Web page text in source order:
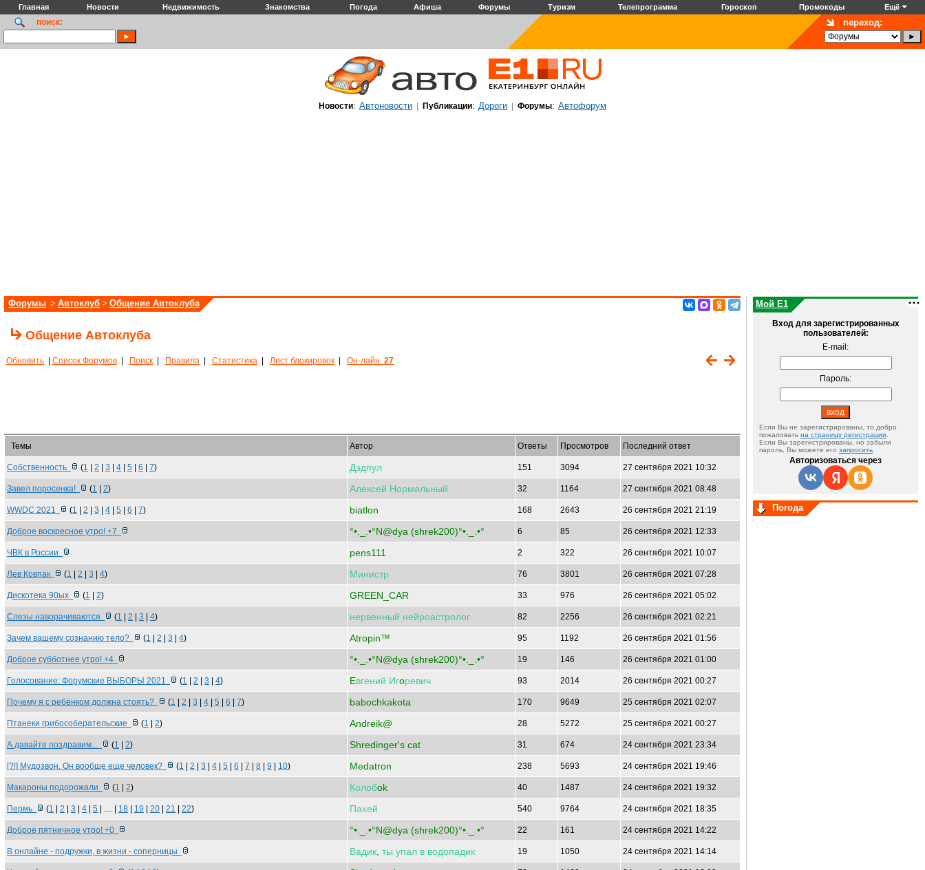
Главная Новости Недвижимость Знакомства Погода Афиша Форумы Туризм Телепрограмма Гороскоп Промокоды Ещё
поиск: переход:
Новости: Автоновости Публикации: Дороги Форумы: Автофорум
Форумы > Автоклуб > Общение Автоклуба
Общение Автоклуба
Обновить Список Форумов Поиск Правила Статистика Лист блокировок Он-лайн: 27
Темы Автор Ответы Просмотров Последний ответ
Собственность (1 2 3 4 5 6 7) Дэдпул 151 3094 27 сентября 2021 10:32
Завел поросенка! (1 2) Алексей Нормальный 32 1164 27 сентября 2021 08:48
WWDC 2021 (1 2 3 4 5 6 7) biatlon 168 2643 26 сентября 2021 21:19
Доброе воскресное утро! +7 °•._.•°N@dya (shrek200)°•._.•° 6 85 26 сентября 2021 12:33
ЧВК в России pens111 2 322 26 сентября 2021 10:07
Лев Ковпак (1 2 3 4) Министр 76 3801 26 сентября 2021 07:28
Дискотека 90ых (1 2) GREEN_CAR 33 976 26 сентября 2021 05:02
Слезы наворачиваются (1 2 3 4) нервенный нейроастролог 82 2256 26 сентября 2021 02:21
Зачем вашему сознанию тело? (1 2 3 4) Atropin™ 95 1192 26 сентября 2021 01:56
Доброе субботнее утро! +4 °•._.•°N@dya (shrek200)°•._.•° 19 146 26 сентября 2021 01:00
Голосование: Форумские ВЫБОРЫ 2021 (1 2 3 4) Eвгений Игoревич 93 2014 26 сентября 2021 00:27
Почему я с ребёнком должна стоять? (1 2 3 4 5 6 7) babochkakota 170 9649 25 сентября 2021 02:07
Птанеки грибособерательские (1 2) Andreik@ 28 5272 25 сентября 2021 00:27
А давайте поздравим... (1 2) Shredinger's cat 31 674 24 сентября 2021 23:34
[?!] Мудозвон. Он вообще еще человек? (1 2 3 4 5 6 7 8 9 10) Medatron 238 5693 24 сентября 2021 19:46
Макароны подорожали (1 2) Колобok 40 1487 24 сентября 2021 19:32
Пермь (1 2 3 4 5 | .... | 18 19 20 21 22) Пахей 540 9764 24 сентября 2021 18:35
Доброе пятничное утро! +0 °•._.•°N@dya (shrek200)°•._.•° 22 161 24 сентября 2021 14:22
В онлайне - подружки, в жизни - соперницы Вадик ты упал в водопадик 19 1050 24 сентября 2021 14:14
Мой E1
Вход для зарегистрированных
пользователей:
E-mail:
Пароль:
Если Вы не зарегистрированы, то добро
пожаловать на страницу регистрации
Если Вы зарегистрированы, но забыли
пароль, Вы можете его запросить
Авторизоваться через
Погода